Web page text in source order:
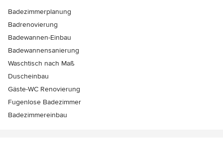
Badezimmerplanung
Badrenovierung
Badewannen-Einbau
Badewannensanierung
Waschtisch nach Maß
Duscheinbau
Gäste-WC Renovierung
Fugenlose Badezimmer
Badezimmereinbau